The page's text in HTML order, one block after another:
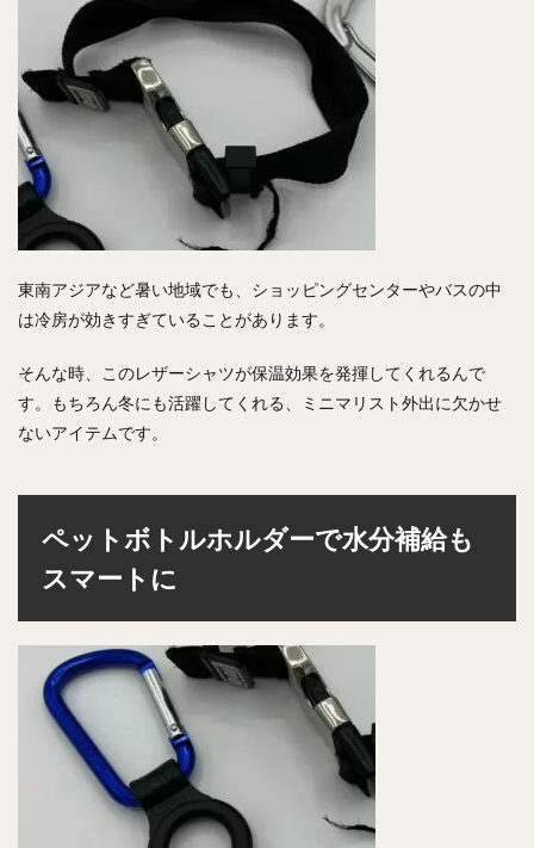
東南アジアなど暑い地域でも、ショッピングセンターやバスの中
は冷房が効きすぎていることがあります。
そんな時、このレザーシャツが保温効果を発揮してくれるんで
す。もちろん冬にも活躍してくれる、ミニマリスト外出に欠かせ
ないアイテムです。
ペットボトルホルダーで水分補給も
スマートに